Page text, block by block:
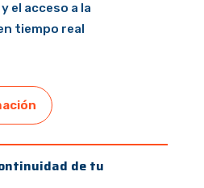
el acceso a la
tiempo real
de tu